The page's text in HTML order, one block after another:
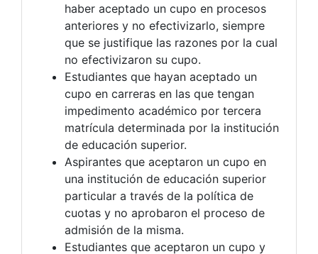
haber aceptado un cupo en procesos
anteriores y no efectivizarlo, siempre
que se justifique las razones por la cual
no efectivizaron su cupo.
Estudiantes que hayan aceptado un
cupo en carreras en las que tengan
impedimento académico por tercera
matrícula determinada por la institución
de educación superior.
Aspirantes que aceptaron un cupo en
una institución de educación superior
particular a través de la política de
cuotas y no aprobaron el proceso de
admisión de la misma.
Estudiantes que aceptaron un cupo y